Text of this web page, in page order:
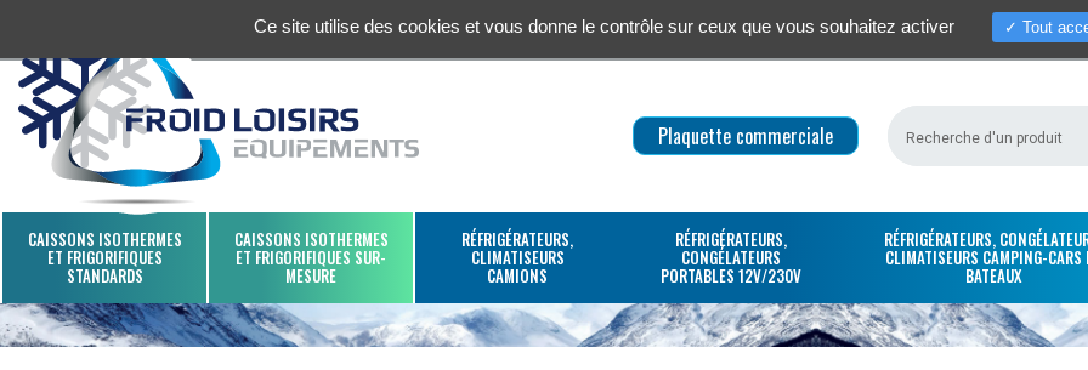
Qui sommes-nous ? Actualités /
Plaquette commerciale
CAISSONS ISOTHERMES
ET FRIGORIFIQUES
STANDARDS
CAISSONS ISOTHERMES
ET FRIGORIFIQUES SUR-
MESURE
RÉFRIGÉRATEURS,
CLIMATISEURS
CAMIONS
RÉFRIGÉRATEURS,
CONGÉLATEURS
PORTABLES 12V/230V
RÉFRIGÉRATEURS,
CLIMATISEURS CAMPING-CARS
BATEAUX
Ce site utilise des cookies et vous donne le contrôle sur ceux que vous souhaitez activer Tout